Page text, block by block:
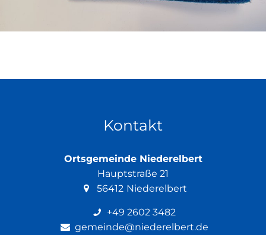
Kontakt
Ortsgemeinde Niederelbert
Hauptstraße 21
56412 Niederelbert
+49 2602 3482
gemeinde@niederelbert.de